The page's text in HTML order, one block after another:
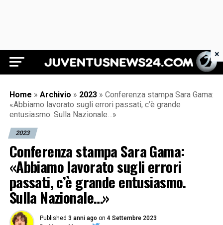
Juventus News 24
Home » Archivio » 2023 » Conferenza stampa Sara Gama:
«Abbiamo lavorato sugli errori passati, c’è grande
entusiasmo. Sulla Nazionale…»
2023
Conferenza stampa Sara Gama:
«Abbiamo lavorato sugli errori
passati, c’è grande entusiasmo.
Sulla Nazionale…»
Published 3 anni ago on 4 Settembre 2023
×